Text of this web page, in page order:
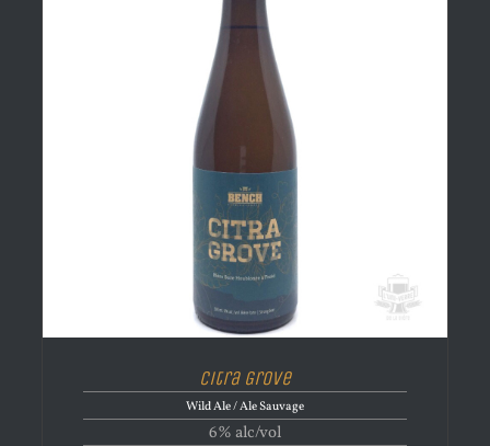
Citra Grove
Wild Ale / Ale Sauvage
6% alc/vol